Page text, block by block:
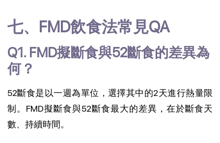
七、FMD飲食法常見QA
Q1. FMD擬斷食與52斷食的差異為
何？
52斷食是以一週為單位，選擇其中的2天進行熱量限
制。FMD擬斷食與52斷食最大的差異，在於斷食天
數、持續時間。